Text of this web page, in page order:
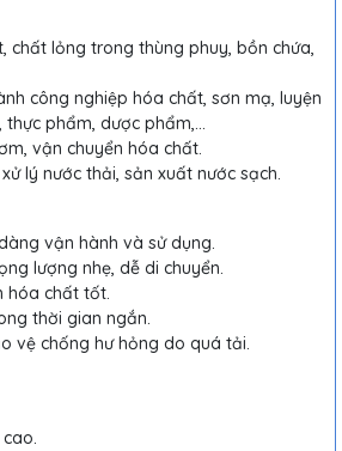
chất lỏng trong thùng phuy, bồn chứa,
công nghiệp hóa chất, sơn mạ, luyện
phẩm, dược phẩm,...
vận chuyển hóa chất.
lý nước thải, sản xuất nước sạch.
vận hành và sử dụng.
lượng nhẹ, dễ di chuyển.
hóa chất tốt.
thời gian ngắn.
vệ chống hư hỏng do quá tải.